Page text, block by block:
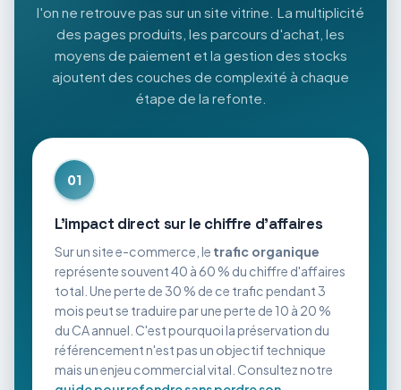
l'on ne retrouve pas sur un site vitrine. La multiplicité
des pages produits, les parcours d'achat, les
moyens de paiement et la gestion des stocks
ajoutent des couches de complexité à chaque
étape de la refonte.
01
L'impact direct sur le chiffre d'affaires
Sur un site e-commerce, le trafic organique
représente souvent 40 à 60 % du chiffre d'affaires
total. Une perte de 30 % de ce trafic pendant 3
mois peut se traduire par une perte de 10 à 20 %
du CA annuel. C'est pourquoi la préservation du
référencement n'est pas un objectif technique
mais un enjeu commercial vital. Consultez notre